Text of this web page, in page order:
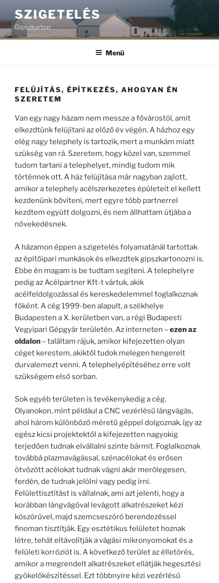
SZIGETELÉS
Gipszkarton
Menü
FELÚJÍTÁS, ÉPÍTKEZÉS, AHOGYAN ÉN
SZERETEM
Van egy nagy házam nem messze a fővárostól, amit
elkezdtünk felújítani az előző év végén. A házhoz egy
elég nagy telephely is tartozik, mert a munkám miatt
szükség van rá. Szeretem, hogy közel van, szemmel
tudom tartani a telephelyet, mindig tudom mik
történnek ott. A ház felújítása már nagyban zajlott,
amikor a telephely acélszerkezetes épületeit el kellett
kezdenünk bővíteni, mert egyre több partnerrel
kezdtem együtt dolgozni, és nem állhattam útjába a
növekedésnek.
A házamon éppen a szigetelés folyamatánál tartottak
az építőipari munkások és elkezdtek gipszkartonozni is.
Ebbe én magam is be tudtam segíteni. A telephelyre
pedig az Acélpartner Kft-t vártuk, akik
acélfeldolgozással és kereskedelemmel foglalkoznak
főként. A cég 1999-ben alapult, a székhelye
Budapesten a X. kerületben van, a régi Budapesti
Vegyipari Gépgyár területén. Az interneten –ezen az
oldalon – találtam rájuk, amikor kifejezetten olyan
céget kerestem, akiktől tudok melegen hengerelt
durvalemezt venni. A telephelyépítéséhez erre volt
szükségem első sorban.
Sok egyéb területen is tevékenykedig a cég.
Olyanokon, mint például a CNC vezérlésű lángvágás,
ahol három különböző méretű géppel dolgoznak, így az
egész kicsi projektektől a kifejezetten nagyokig
terjedően tudnak elvállalni szinte bármit. Foglalkoznak
továbbá plazmavágással, szénacélokat és erősen
ötvözött acélokat tudnak vágni akár merőlegesen,
ferdén, de tudnak jelölni vagy pedig írni.
Felülettisztítást is vállalnak, ami azt jelenti, hogy a
korábban lángvágóval levágott alkatrészeket kézi
köszörűvel, majd szemcseszóró berendezéssel
finoman tisztítják. Egy esztétikus felületet hoznak
létre, tehát eltávolítják a vágási mikronyomokat és a
felületi korróziót is. A következő terület az élletörés,
amikor a megrendelt alkatrészeket ellátják hegesztési
gyökelőkészítéssel. Ezt többnyire kézi vezérlésű